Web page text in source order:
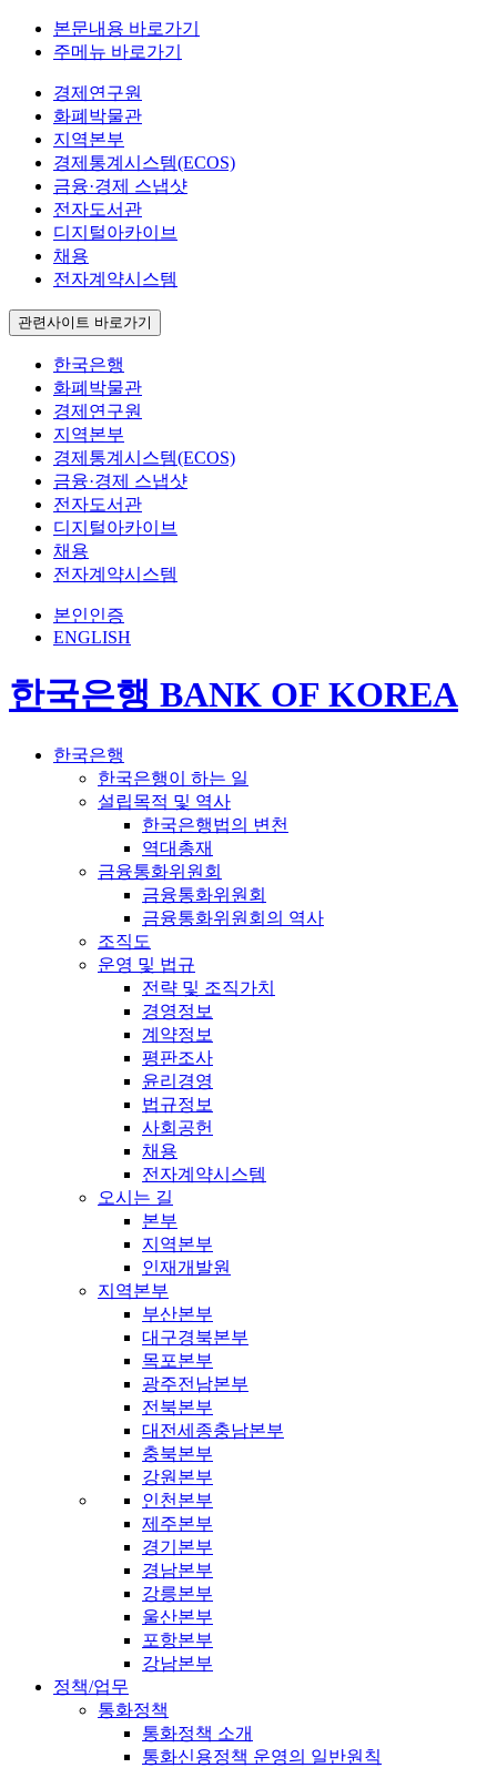
본문내용 바로가기
주메뉴 바로가기
경제연구원
화폐박물관
지역본부
경제통계시스템(ECOS)
금융·경제 스냅샷
전자도서관
디지털아카이브
채용
전자계약시스템
관련사이트 바로가기
한국은행
화폐박물관
경제연구원
지역본부
경제통계시스템(ECOS)
금융·경제 스냅샷
전자도서관
디지털아카이브
채용
전자계약시스템
본인인증
ENGLISH
한국은행 BANK OF KOREA
한국은행
한국은행이 하는 일
설립목적 및 역사
한국은행법의 변천
역대총재
금융통화위원회
금융통화위원회
금융통화위원회의 역사
조직도
운영 및 법규
전략 및 조직가치
경영정보
계약정보
평판조사
윤리경영
법규정보
사회공헌
채용
전자계약시스템
오시는 길
본부
지역본부
인재개발원
지역본부
부산본부
대구경북본부
목포본부
광주전남본부
전북본부
대전세종충남본부
충북본부
강원본부
인천본부
제주본부
경기본부
경남본부
강릉본부
울산본부
포항본부
강남본부
정책/업무
통화정책
통화정책 소개
통화신용정책 운영의 일반원칙